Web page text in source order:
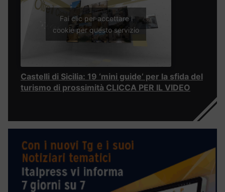
Fai clic per accettare i
cookie per questo servizio
Castelli di Sicilia: 19 ‘mini guide’ per la sfida del
turismo di prossimità CLICCA PER IL VIDEO